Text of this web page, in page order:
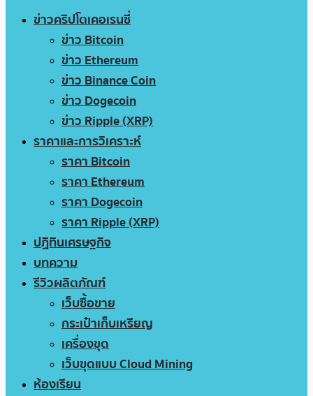
ข่าวคริปโตเคอเรนซี่
ข่าว Bitcoin
ข่าว Ethereum
ข่าว Binance Coin
ข่าว Dogecoin
ข่าว Ripple (XRP)
ราคาและการวิเคราะห์
ราคา Bitcoin
ราคา Ethereum
ราคา Dogecoin
ราคา Ripple (XRP)
ปฏิทินเศรษฐกิจ
บทความ
รีวิวผลิตภัณฑ์
เว็บซื้อขาย
กระเป๋าเก็บเหรียญ
เครื่องขุด
เว็บขุดแบบ Cloud Mining
ห้องเรียน